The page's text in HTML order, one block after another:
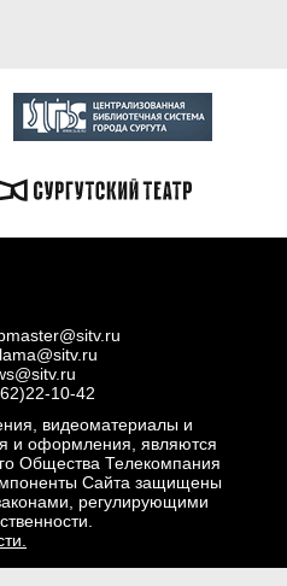
10-42
видеоматериалы и
и оформления, являются
Общества Телекомпания
Сайта защищены
регулирующими